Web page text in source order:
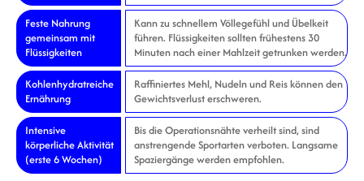
Feste Nahrung
gemeinsam mit
Flüssigkeiten
Kann zu schnellem Völlegefühl und Übelkeit
führen. Flüssigkeiten sollten frühestens 30
Minuten nach einer Mahlzeit getrunken werden.
Kohlenhydratreiche
Ernährung
Raffiniertes Mehl, Nudeln und Reis können den
Gewichtsverlust erschweren.
Intensive
körperliche Aktivität
(erste 6 Wochen)
Bis die Operationsnähte verheilt sind, sind
anstrengende Sportarten verboten. Langsame
Spaziergänge werden empfohlen.